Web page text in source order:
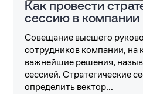
Как провести
сессию в компании
Совещание высшего
сотрудников компании,
важнейшие решения,
сессией. Стратегические
определить вектор...